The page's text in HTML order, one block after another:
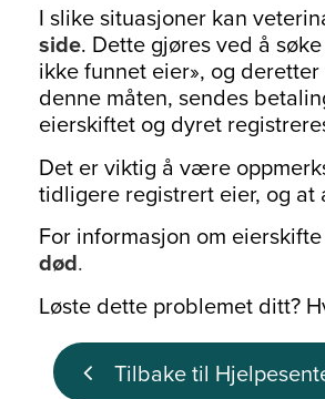
I slike situasjoner kan
side. Dette gjøres ved å
ikke funnet eier», og
denne måten, sendes
eierskiftet og dyret
Det er viktig å være
tidligere registrert eier, og at
For informasjon om
død.
Løste dette problemet ditt?
Tilbake til